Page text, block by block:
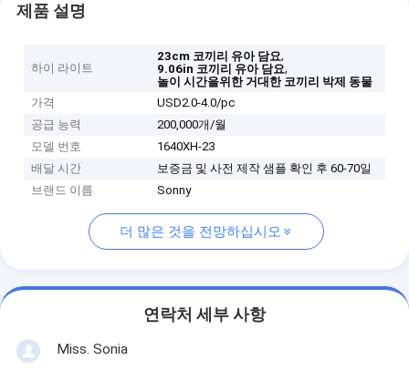
제품 설명
하이 라이트
23cm 코끼리 유아 담요,
9.06in 코끼리 유아 담요,
놀이 시간을위한 거대한 코끼리 박제 동물
가격
USD2.0-4.0/pc
공급 능력
200,000개/월
모델 번호
1640XH-23
배달 시간
보증금 및 사전 제작 샘플 확인 후 60-70일
브랜드 이름
Sonny
더 많은 것을 전망하십시오
연락처 세부 사항
Miss. Sonia